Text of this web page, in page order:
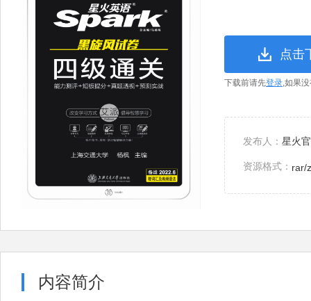
点击
下载前请先登录,如果
发布人： 星火
资源格式： rar/
内容简介